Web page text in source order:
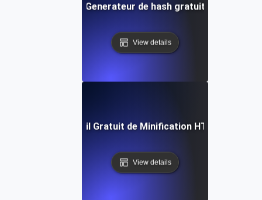
Generateur de hash gratuit
View details
Outil Gratuit de Minification HTML
View details